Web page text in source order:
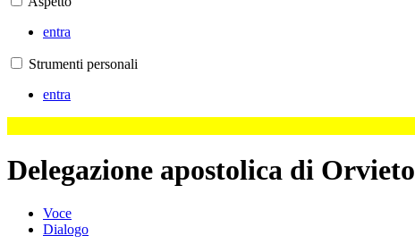
entra
Strumenti personali
entra
Delegazione apostolica di Orvieto
Voce
Dialogo